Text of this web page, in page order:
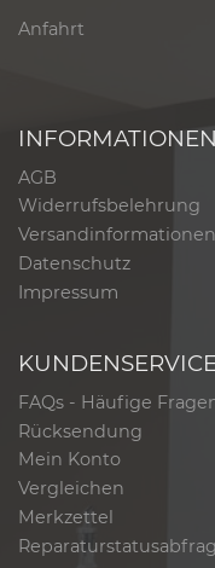
Anfahrt
INFORMATIONEN
AGB
Widerrufsbelehrung
Versandinformationen
Datenschutz
Impressum
FAQs - Häufige
Rücksendung
Mein Konto
Vergleichen
Merkzettel